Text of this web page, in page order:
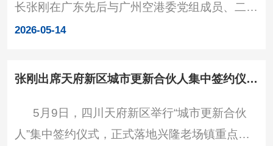
长张刚在广东先后与广州空港委党组成员、二级
巡视员、副主任冯志坚，肇庆市高要区委书记陈
投集团党委书记、董事长郑洪伟等举行工作会
直以来给予的信任支持，并简要介绍公司发展情
况。他指出，中国五冶是中国五
2026-05-14
张刚出席天府新区城市更新合伙人集中签约仪式并见证签约
5月9日，四川天府新区举行“城市更新合伙
人”集中签约仪式，正式落地兴隆老场镇重点更